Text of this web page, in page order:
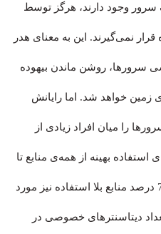
یک سرور وجود دارند، هرگز توسط
نمی‌گیرند. این به معنای هدر
سرورها، روشن ماندن بیهوده
زمین خواهد شد. اما رایانش
را میان افراد زیادی از
استفاده بهینه از همه‌ی منابع تا
آخرین قطره است. پس دیگر آن 70 درصد منابع بلا استفاده نیز مورد
دیتاسنترهای خصوصی در